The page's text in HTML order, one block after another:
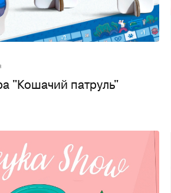
31 709
"Кошачий патруль"